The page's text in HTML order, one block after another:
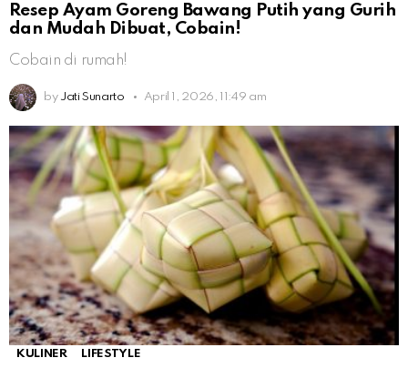
Resep Ayam Goreng Bawang Putih yang Gurih
dan Mudah Dibuat, Cobain!
Cobain di rumah!
by Jati Sunarto April 1, 2026, 11:49 am
KULINER LIFESTYLE